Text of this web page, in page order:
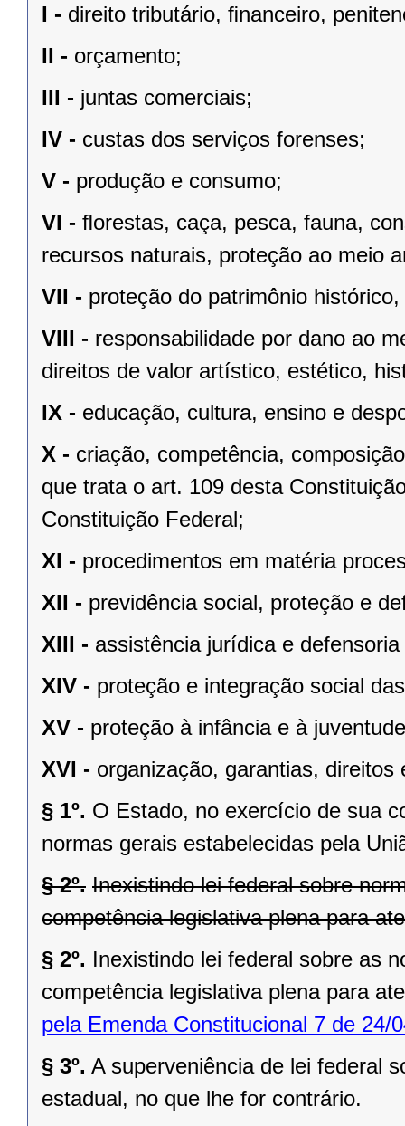
I - direito tributário, ﬁnanceiro,
II - orçamento;
III - juntas comerciais;
IV - custas dos serviços forenses;
V - produção e consumo;
VI - ﬂorestas, caça, pesca, fauna,
recursos naturais, proteção ao meio
VII - proteção do patrimônio
VIII - responsabilidade por dano ao
direitos de valor artístico, estético,
IX - educação, cultura, ensino e
X - criação, competência,
que trata o art. 109 desta
Constituição Federal;
XI - procedimentos em matéria
XII - previdência social, proteção e
XIII - assistência jurídica e
XIV - proteção e integração social
XV - proteção à infância e à
XVI - organização, garantias,
§ 1º. O Estado, no exercício de sua
normas gerais estabelecidas pela
§ 2º. Inexistindo lei federal sobre
competência legislativa plena para
§ 2º. Inexistindo lei federal sobre as
competência legislativa plena para
pela Emenda Constitucional 7 de 24/
§ 3º. A superveniência de lei federal
estadual, no que lhe for contrário.